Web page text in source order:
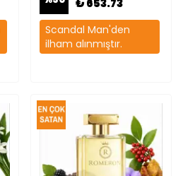
₺ 653.73
Scandal Man'den
ilham alınmıştır.